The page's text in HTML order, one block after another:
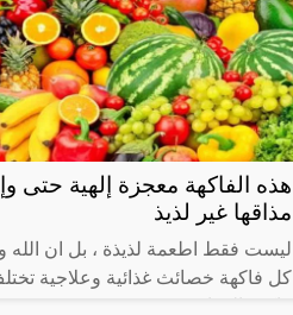
هذه الفاكهة معجزة إلهية حتى
مذاقها غير لذيذ
ليست فقط اطعمة لذيذة ، بل ان
كل فاكهة خصائث غذائية وعلاجية